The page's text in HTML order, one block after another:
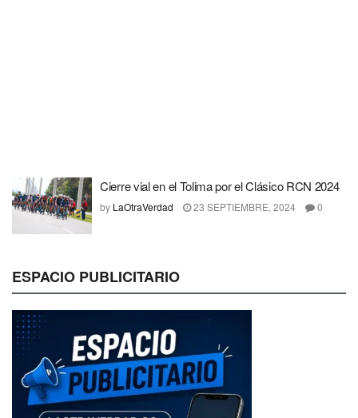
Cierre vial en el Tolima por el Clásico RCN 2024
by LaOtraVerdad 23 SEPTIEMBRE, 2024 0
ESPACIO PUBLICITARIO